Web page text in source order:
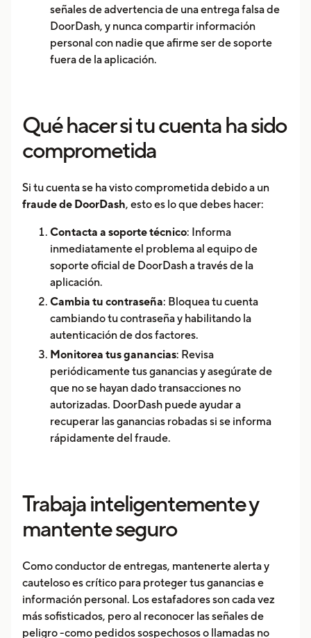
señales de advertencia de una entrega falsa de
DoorDash, y nunca compartir información
personal con nadie que afirme ser de soporte
fuera de la aplicación.
Qué hacer si tu cuenta ha sido
comprometida
Si tu cuenta se ha visto comprometida debido a un
fraude de DoorDash, esto es lo que debes hacer:
Contacta a soporte técnico: Informa
inmediatamente el problema al equipo de
soporte oficial de DoorDash a través de la
aplicación.
Cambia tu contraseña: Bloquea tu cuenta
cambiando tu contraseña y habilitando la
autenticación de dos factores.
Monitorea tus ganancias: Revisa
periódicamente tus ganancias y asegúrate de
que no se hayan dado transacciones no
autorizadas. DoorDash puede ayudar a
recuperar las ganancias robadas si se informa
rápidamente del fraude.
Trabaja inteligentemente y
mantente seguro
Como conductor de entregas, mantenerte alerta y
cauteloso es crítico para proteger tus ganancias e
información personal. Los estafadores son cada vez
más sofisticados, pero al reconocer las señales de
peligro -como pedidos sospechosos o llamadas no